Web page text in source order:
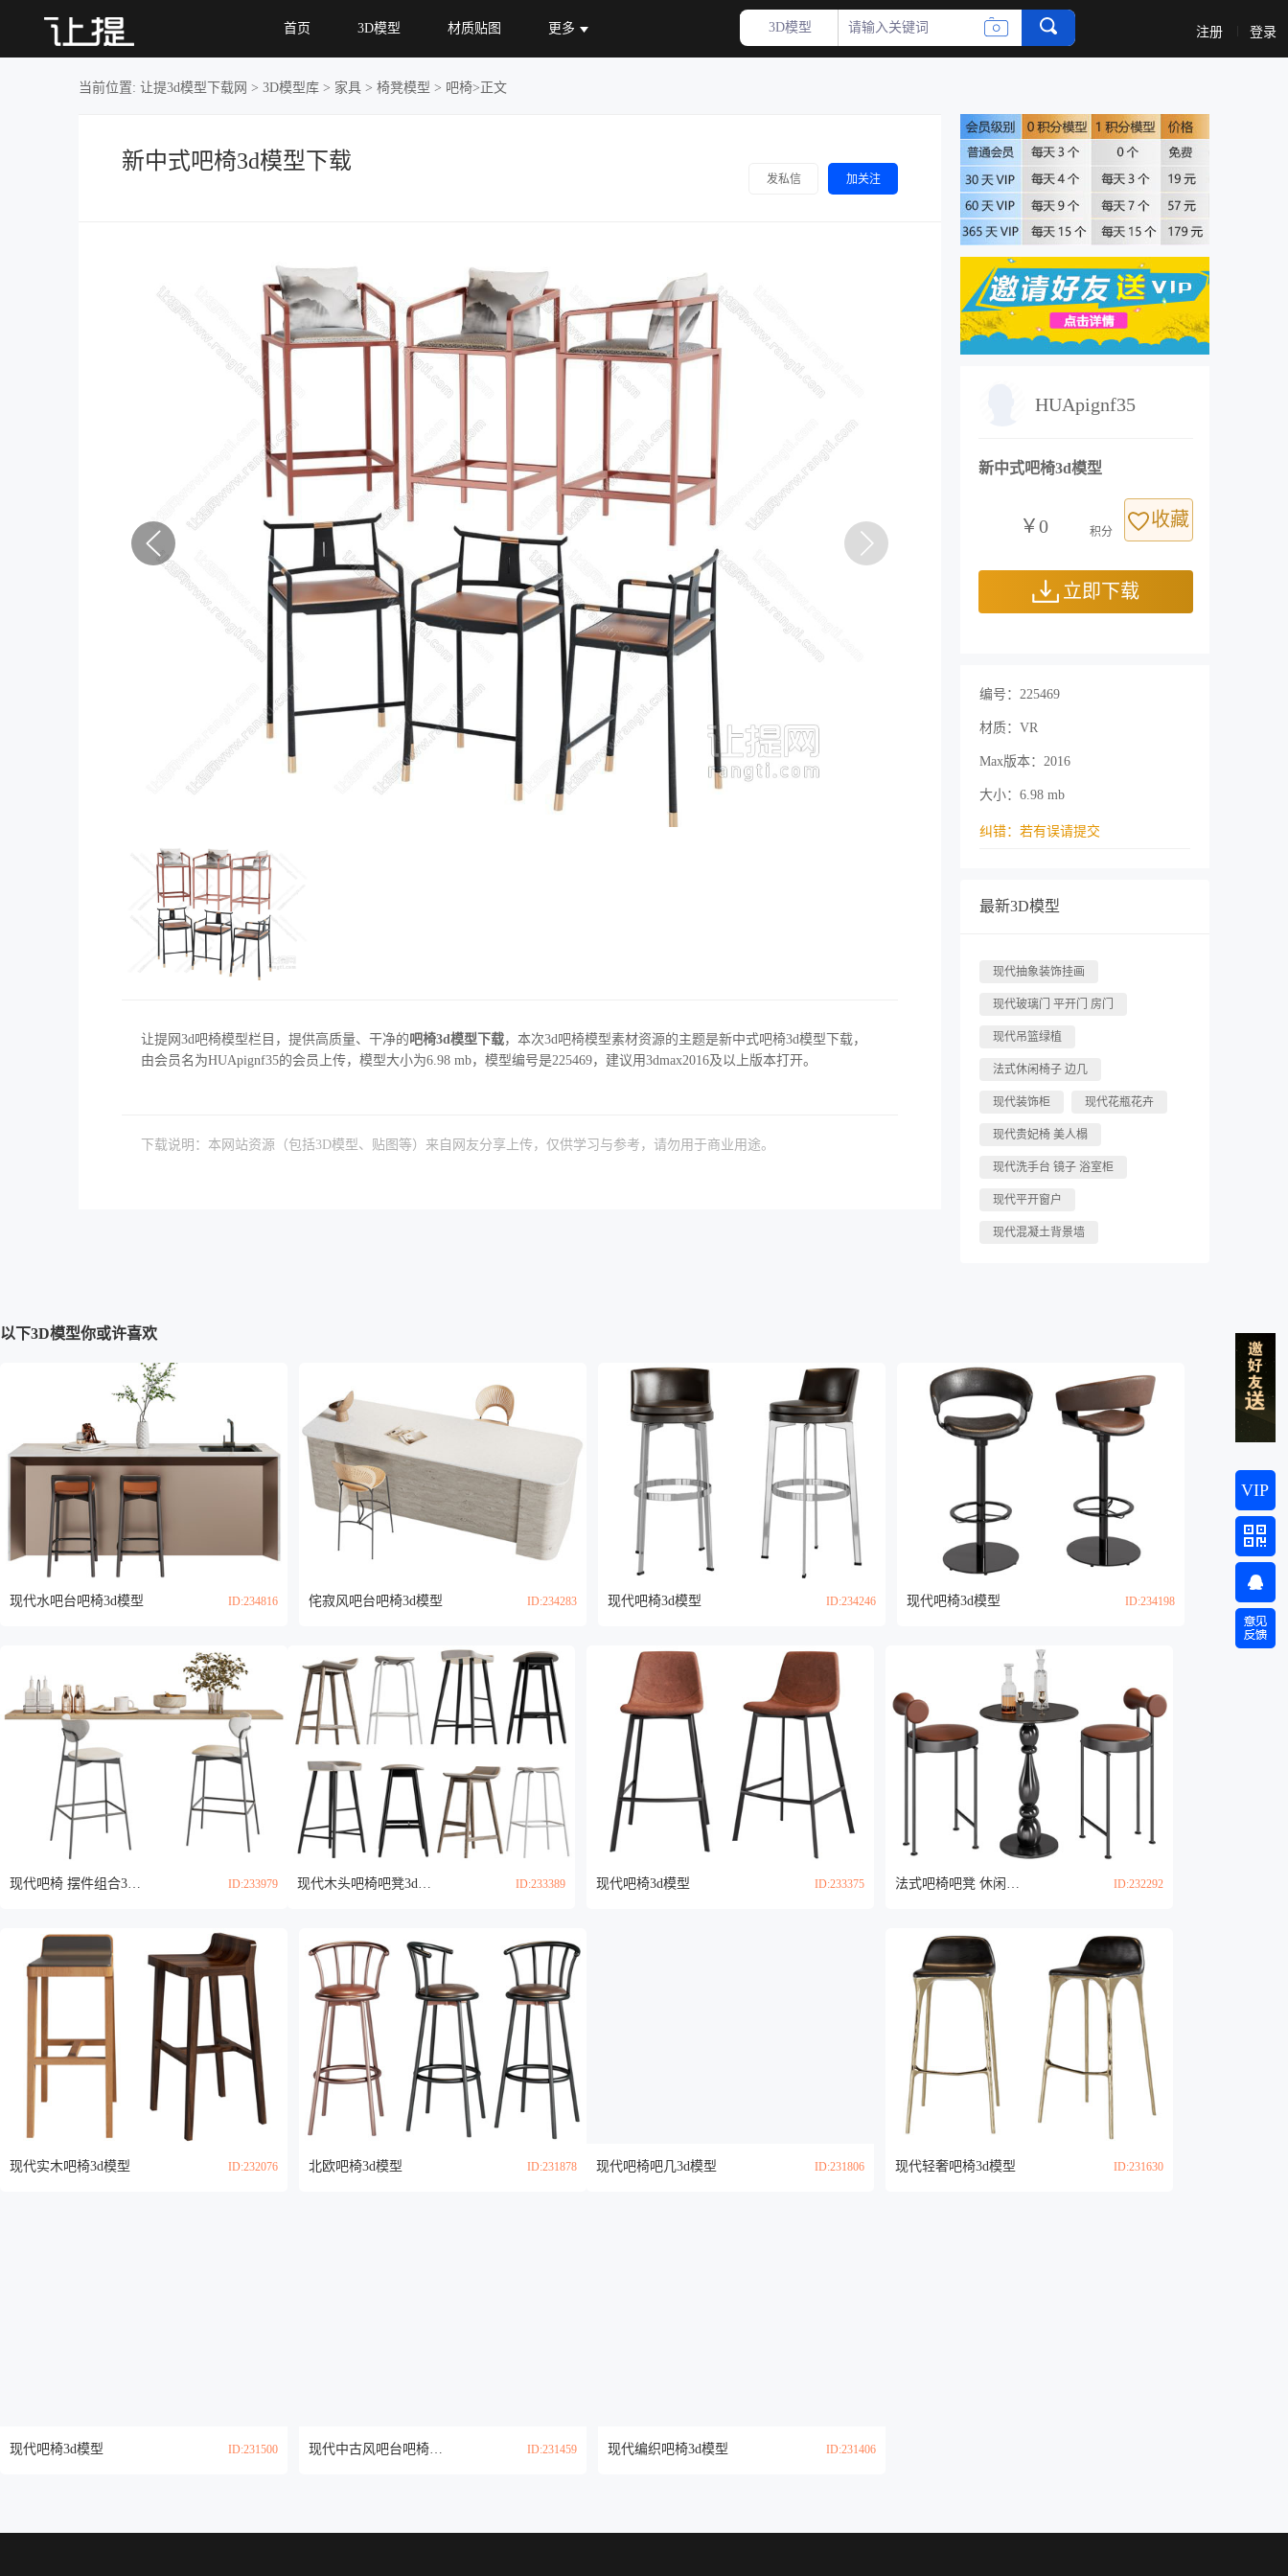
首页 3D模型 材质贴图 更多 3D模型 注册 登录
新中 评论
当前位置: 让提3d模型下载网 > 3D模型库 > 家具 > 椅凳模型 > 吧椅>正文
新中式吧椅3d模型下载
发私信 加关注
让提网3d吧椅模型栏目，提供高质量、干净的吧椅3d模型下载，本次3d吧椅模型素材资源的主题是新中式吧椅3d模型下载，
由会员名为HUApignf35的会员上传，模型大小为6.98 mb，模型编号是225469，建议用3dmax2016及以上版本打开。
下载说明：本网站资源（包括3D模型、贴图等）来自网友分享上传，仅供学习与参考，请勿用于商业用途。
HUApignf35
新中式吧椅3d模型
￥0 积分
收藏
立即下载
编号：225469
材质：VR
Max版本：2016
大小：6.98 mb
纠错：若有误请提交
最新3D模型
现代抽象装饰挂画
现代玻璃门 平开门 房门
现代吊篮绿植
法式休闲椅子 边几
现代装饰柜 现代花瓶花卉
现代贵妃椅 美人榻
现代洗手台 镜子 浴室柜
现代平开窗户
现代混凝土背景墙
以下3D模型你或许喜欢
现代水吧台吧椅3d模型 ID:234816 侘寂风吧台吧椅3d模型 ID:234283 现代吧椅3d模型 ID:234246 现代吧椅3d模型 ID:234198
现代吧椅 摆件组合3d模型 ID:233979 现代木头吧椅吧凳3d模型 ID:233389 现代吧椅3d模型 ID:233375 法式吧椅吧凳 休闲桌椅组合3d模型 ID:232292
现代实木吧椅3d模型 ID:232076 北欧吧椅3d模型 ID:231878 现代吧椅吧几3d模型 ID:231806 现代轻奢吧椅3d模型 ID:231630
现代吧椅3d模型 ID:231500 现代中古风吧台吧椅3d模型 ID:231459 现代编织吧椅3d模型 ID:231406
VIP